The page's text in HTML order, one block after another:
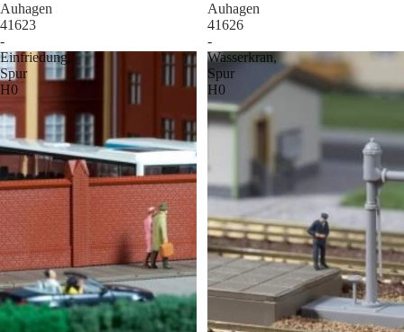
Auhagen
41623
-
Einfriedung,
Spur
H0
Auhagen
41626
-
Wasserkran,
Spur
H0